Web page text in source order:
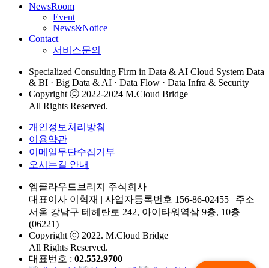
NewsRoom
Event
News&Notice
Contact
서비스문의
Specialized Consulting Firm in Data & AI Cloud System Data
& BI · Big Data & AI · Data Flow · Data Infra & Security
Copyright ⓒ 2022-2024 M.Cloud Bridge
All Rights Reserved.
개인정보처리방침
이용약관
이메일무단수집거부
오시는길 안내
엠클라우드브리지 주식회사
대표이사 이혁재 | 사업자등록번호 156-86-02455 | 주소
서울 강남구 테헤란로 242, 아이타워역삼 9층, 10층
(06221)
Copyright ⓒ 2022. M.Cloud Bridge
All Rights Reserved.
대표번호 : 02.552.9700